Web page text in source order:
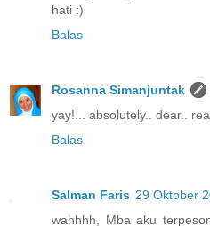
hati :)
Balas
Rosanna Simanjuntak
yay!... absolutely.. dear..
Balas
Salman Faris 29 Oktober
wahhhh, Mba aku